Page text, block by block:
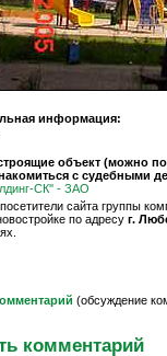
информация:
объект (можно
с судебными
СК'' - ЗАО
сайта группы
по адресу г.
(обсуждение
комментарий